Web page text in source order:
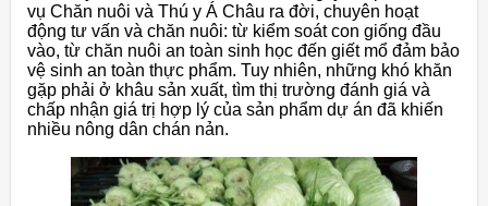
vụ Chăn nuôi và Thú y Á Châu ra đời, chuyên hoạt
động tư vấn và chăn nuôi: từ kiểm soát con giống đầu
vào, từ chăn nuôi an toàn sinh học đến giết mổ đảm bảo
vệ sinh an toàn thực phẩm. Tuy nhiên, những khó khăn
gặp phải ở khâu sản xuất, tìm thị trường đánh giá và
chấp nhận giá trị hợp lý của sản phẩm dự án đã khiến
nhiều nông dân chán nản.